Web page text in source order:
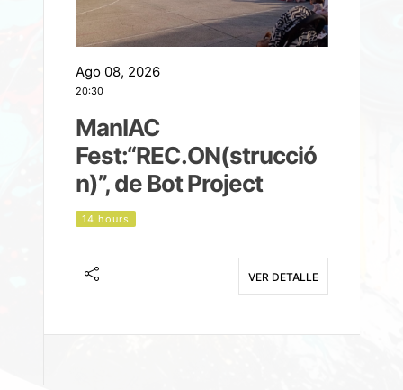
Ago 08, 2026
20:30
ManIAC
Fest:“REC.ON(strucció
n)”, de Bot Project
14 hours
VER DETALLE